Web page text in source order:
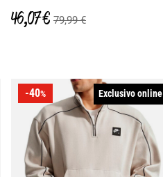
46,07 € 79,99 €
-40% Exclusivo online